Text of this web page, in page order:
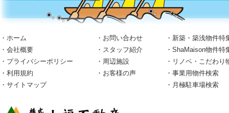
・ホーム
・会社概要
・プライバシーポリシー
・利用規約
・サイトマップ
・お問い合わせ
・スタッフ紹介
・周辺施設
・お客様の声
・新築・築浅物件特
・ShaMaison物件特
・リノベ・こだわり
・事業用物件検索
・月極駐車場検索